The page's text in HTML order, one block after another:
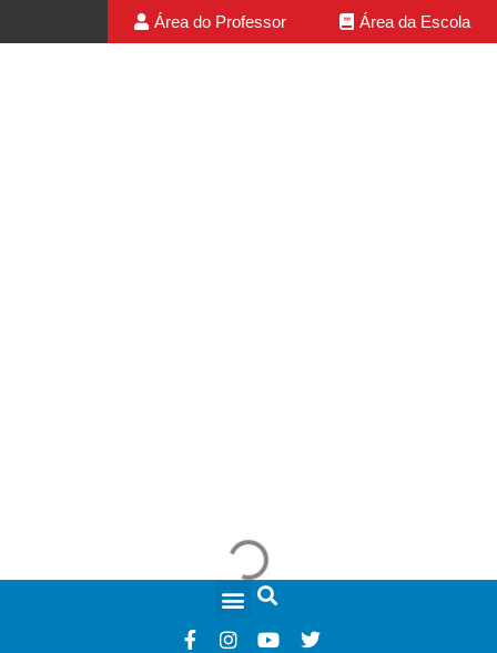
Área do Professor Área da Escola